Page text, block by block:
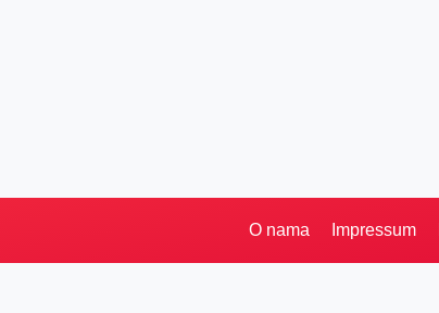
O nama Impressum